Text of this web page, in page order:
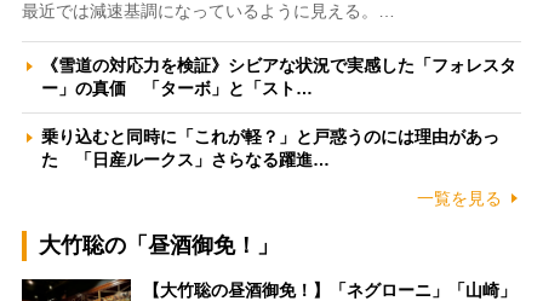
最近では減速基調になっているように見える。…
《雪道の対応力を検証》シビアな状況で実感した「フォレスタ
ー」の真価 「ターボ」と「スト…
乗り込むと同時に「これが軽？」と戸惑うのには理由があっ
た 「日産ルークス」さらなる躍進…
一覧を見る
大竹聡の「昼酒御免！」
【大竹聡の昼酒御免！】「ネグローニ」「山崎」